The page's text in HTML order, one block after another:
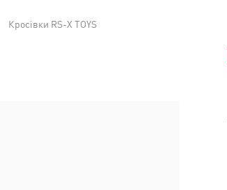
Кросівки RS-X TOYS